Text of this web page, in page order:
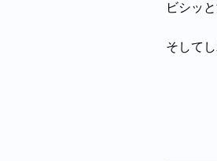
ビシッ
そして